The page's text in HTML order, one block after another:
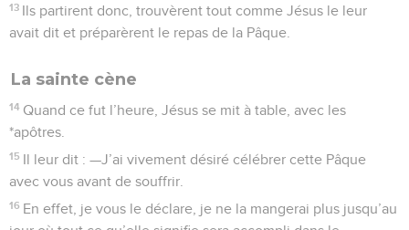
13 Ils partirent donc, trouvèrent tout comme Jésus le leur
avait dit et préparèrent le repas de la Pâque.
La sainte cène
14 Quand ce fut l’heure, Jésus se mit à table, avec les
*apôtres.
15 Il leur dit : —J’ai vivement désiré célébrer cette Pâque
avec vous avant de souffrir.
16 En effet, je vous le déclare, je ne la mangerai plus jusqu’au